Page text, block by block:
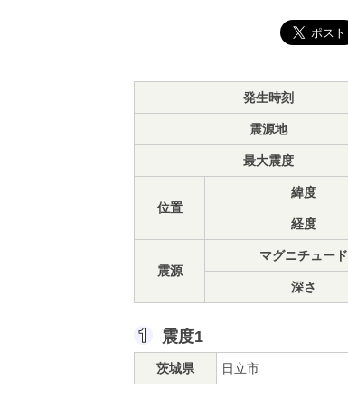
発生時刻
震源地
最大震度
位置
緯度
経度
震源
マグニチュード
深さ
震度1
茨城県 日立市